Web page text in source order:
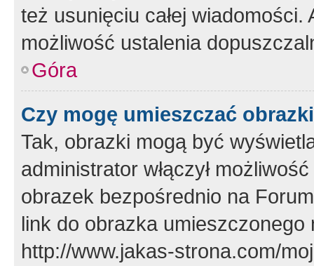
też usunięciu całej
możliwość ustalenia
Góra
Czy mogę umieszczać
Tak, obrazki mogą być
administrator włączył
obrazek bezpośrednio na
link do obrazka
http://www.jakas-strona.com/